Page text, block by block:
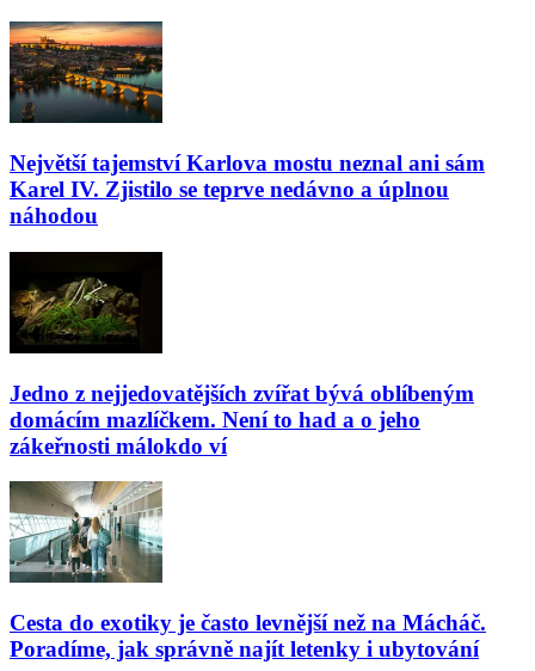
Největší tajemství Karlova mostu neznal ani sám
Karel IV. Zjistilo se teprve nedávno a úplnou
náhodou
Jedno z nejjedovatějších zvířat bývá oblíbeným
domácím mazlíčkem. Není to had a o jeho
zákeřnosti málokdo ví
Cesta do exotiky je často levnější než na Mácháč.
Poradíme, jak správně najít letenky i ubytování